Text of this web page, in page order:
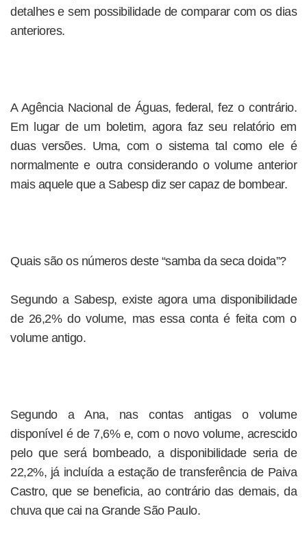
detalhes e sem possibilidade de comparar com os dias
anteriores.
A Agência Nacional de Águas, federal, fez o contrário.
Em lugar de um boletim, agora faz seu relatório em
duas versões. Uma, com o sistema tal como ele é
normalmente e outra considerando o volume anterior
mais aquele que a Sabesp diz ser capaz de bombear.
Quais são os números deste “samba da seca doida”?
Segundo a Sabesp, existe agora uma disponibilidade
de 26,2% do volume, mas essa conta é feita com o
volume antigo.
Segundo a Ana, nas contas antigas o volume
disponível é de 7,6% e, com o novo volume, acrescido
pelo que será bombeado, a disponibilidade seria de
22,2%, já incluída a estação de transferência de Paiva
Castro, que se beneficia, ao contrário das demais, da
chuva que cai na Grande São Paulo.